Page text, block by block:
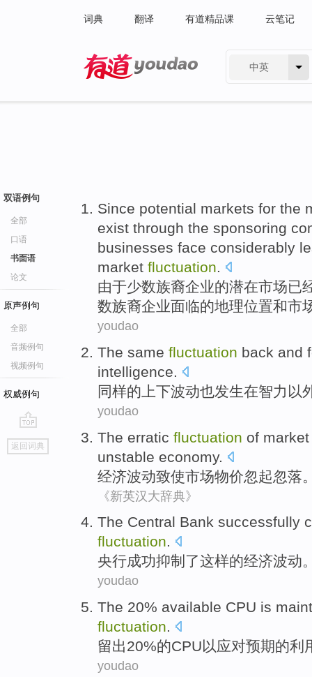
词典 翻译 有道精品课 云笔记
中英
双语例句
全部
口语
书面语
论文
原声例句
全部
音频例句
视频例句
权威例句
go
top
返回词典
Since potential markets for the
exist through the sponsoring
businesses face considerably
market fluctuation.
由于少数族裔企业的潜在市场已
数族裔企业面临的地理位置和市
youdao
The same fluctuation back and
intelligence.
同样的 上下波动也发生在智力以
youdao
The erratic fluctuation of market
unstable economy.
经济波动致使市场物价忽起忽落
《新英汉大辞典》
The Central Bank successfully
fluctuation.
央行成功抑制 了这样的经济波动
youdao
The 20% available CPU is
fluctuation.
留出20%的CPU以应对预期的利
youdao